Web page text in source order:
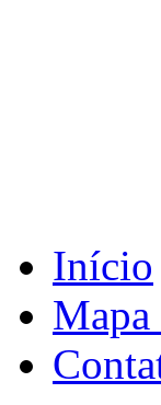
Início